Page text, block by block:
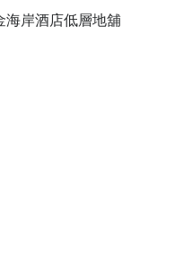
海岸酒店低層地舖